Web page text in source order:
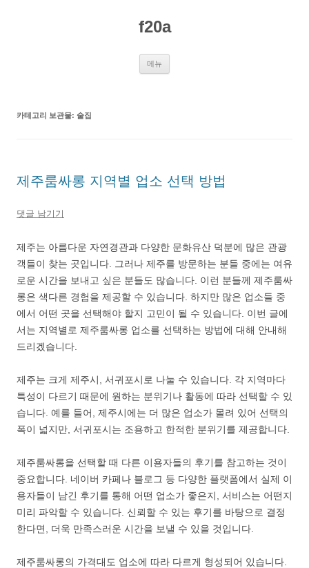
f20a
메뉴
카테고리 보관물: 술집
제주룸싸롱 지역별 업소 선택 방법
댓글 남기기
제주는 아름다운 자연경관과 다양한 문화유산 덕분에 많은 관광
객들이 찾는 곳입니다. 그러나 제주를 방문하는 분들 중에는 여유
로운 시간을 보내고 싶은 분들도 많습니다. 이런 분들께 제주룸싸
롱은 색다른 경험을 제공할 수 있습니다. 하지만 많은 업소들 중
에서 어떤 곳을 선택해야 할지 고민이 될 수 있습니다. 이번 글에
서는 지역별로 제주룸싸롱 업소를 선택하는 방법에 대해 안내해
드리겠습니다.
제주는 크게 제주시, 서귀포시로 나눌 수 있습니다. 각 지역마다
특성이 다르기 때문에 원하는 분위기나 활동에 따라 선택할 수 있
습니다. 예를 들어, 제주시에는 더 많은 업소가 몰려 있어 선택의
폭이 넓지만, 서귀포시는 조용하고 한적한 분위기를 제공합니다.
제주룸싸롱을 선택할 때 다른 이용자들의 후기를 참고하는 것이
중요합니다. 네이버 카페나 블로그 등 다양한 플랫폼에서 실제 이
용자들이 남긴 후기를 통해 어떤 업소가 좋은지, 서비스는 어떤지
미리 파악할 수 있습니다. 신뢰할 수 있는 후기를 바탕으로 결정
한다면, 더욱 만족스러운 시간을 보낼 수 있을 것입니다.
제주룸싸롱의 가격대도 업소에 따라 다르게 형성되어 있습니다.